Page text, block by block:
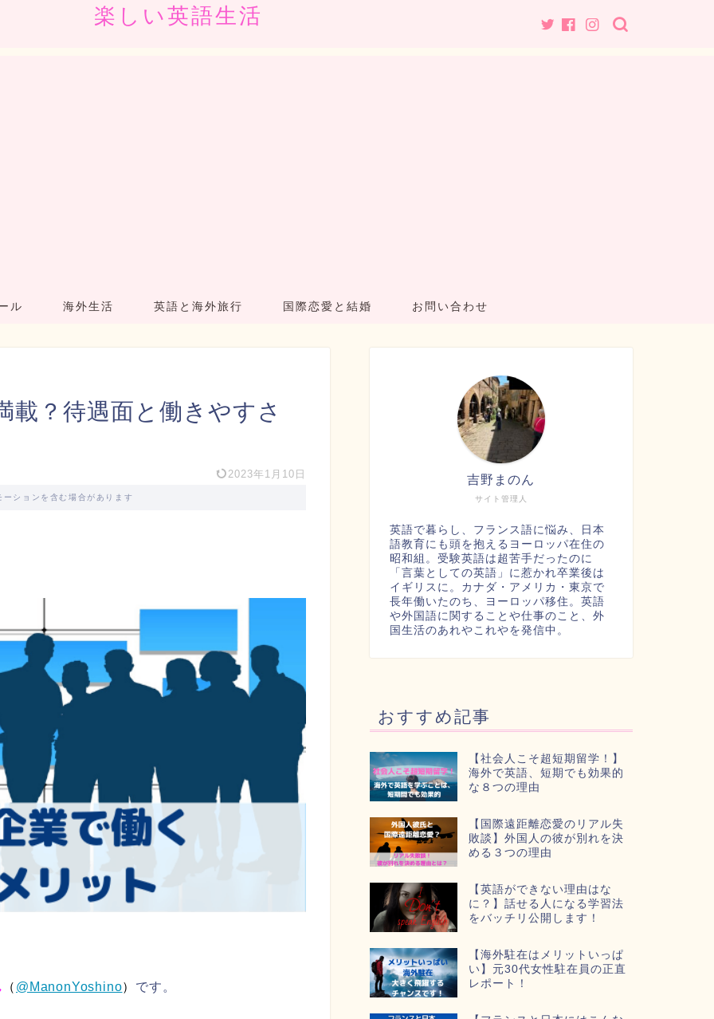
楽しい英語生活
ル 海外生活 英語と海外旅行 国際恋愛と結婚 お問い合わせ
載？待遇面と働きやすさ
2023年1月10日
ーションを含む場合があります
（ @ManonYoshino） です。
サイト管理人
吉野まのん
英語で暮らし、フランス語に悩み、日本
語教育にも頭を抱えるヨーロッパ在住の
昭和組。受験英語は超苦手だったのに
「言葉としての英語」に惹かれ卒業後は
イギリスに。カナダ・アメリカ・東京で
長年働いたのち、ヨーロッパ移住。英語
や外国語に関することや仕事のこと、外
国生活のあれやこれやを発信中。
おすすめ記事
【社会人こそ超短期留学！】
海外で英語、短期でも効果的
な８つの理由
【国際遠距離恋愛のリアル失
敗談】外国人の彼が別れを決
める３つの理由
【英語ができない理由はな
に？】話せる人になる学習法
をバッチリ公開します！
【海外駐在はメリットいっぱ
い】元30代女性駐在員の正直
レポート！